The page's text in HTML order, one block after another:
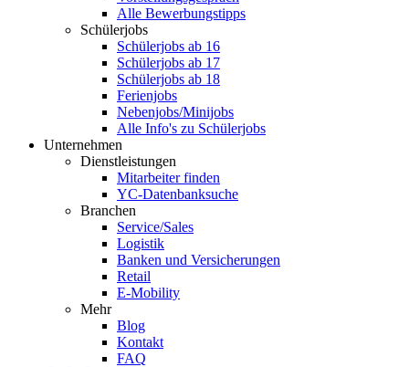
Alle Bewerbungstipps
Schülerjobs
Schülerjobs ab 16
Schülerjobs ab 17
Schülerjobs ab 18
Ferienjobs
Nebenjobs/Minijobs
Alle Info's zu Schülerjobs
Unternehmen
Dienstleistungen
Mitarbeiter finden
YC-Datenbanksuche
Branchen
Service/Sales
Logistik
Banken und Versicherungen
Retail
E-Mobility
Mehr
Blog
Kontakt
FAQ